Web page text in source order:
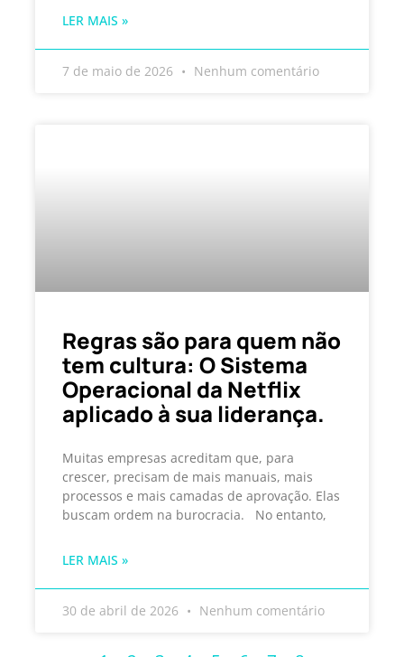
LER MAIS »
7 de maio de 2026 Nenhum comentário
Regras são para quem não
tem cultura: O Sistema
Operacional da Netflix
aplicado à sua liderança.
Muitas empresas acreditam que, para
crescer, precisam de mais manuais, mais
processos e mais camadas de aprovação. Elas
buscam ordem na burocracia. No entanto,
LER MAIS »
30 de abril de 2026 Nenhum comentário